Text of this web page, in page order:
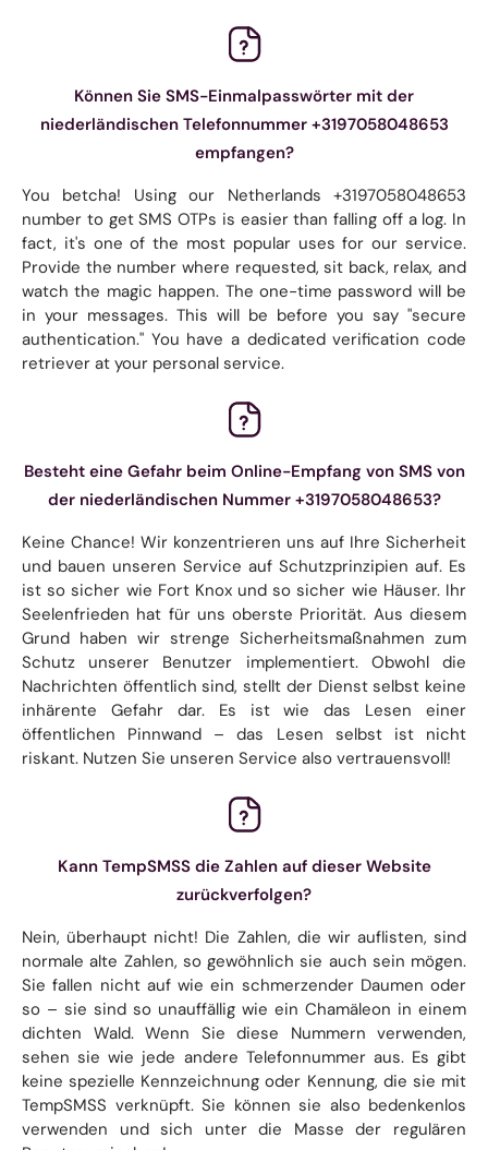
Können Sie SMS-Einmalpasswörter mit der
niederländischen Telefonnummer +3197058048653
empfangen?
You betcha! Using our Netherlands +3197058048653
number to get SMS OTPs is easier than falling off a log. In
fact, it's one of the most popular uses for our service.
Provide the number where requested, sit back, relax, and
watch the magic happen. The one-time password will be
in your messages. This will be before you say "secure
authentication." You have a dedicated verification code
retriever at your personal service.
Besteht eine Gefahr beim Online-Empfang von SMS von
der niederländischen Nummer +3197058048653?
Keine Chance! Wir konzentrieren uns auf Ihre Sicherheit
und bauen unseren Service auf Schutzprinzipien auf. Es
ist so sicher wie Fort Knox und so sicher wie Häuser. Ihr
Seelenfrieden hat für uns oberste Priorität. Aus diesem
Grund haben wir strenge Sicherheitsmaßnahmen zum
Schutz unserer Benutzer implementiert. Obwohl die
Nachrichten öffentlich sind, stellt der Dienst selbst keine
inhärente Gefahr dar. Es ist wie das Lesen einer
öffentlichen Pinnwand – das Lesen selbst ist nicht
riskant. Nutzen Sie unseren Service also vertrauensvoll!
Kann TempSMSS die Zahlen auf dieser Website
zurückverfolgen?
Nein, überhaupt nicht! Die Zahlen, die wir auflisten, sind
normale alte Zahlen, so gewöhnlich sie auch sein mögen.
Sie fallen nicht auf wie ein schmerzender Daumen oder
so – sie sind so unauffällig wie ein Chamäleon in einem
dichten Wald. Wenn Sie diese Nummern verwenden,
sehen sie wie jede andere Telefonnummer aus. Es gibt
keine spezielle Kennzeichnung oder Kennung, die sie mit
TempSMSS verknüpft. Sie können sie also bedenkenlos
verwenden und sich unter die Masse der regulären